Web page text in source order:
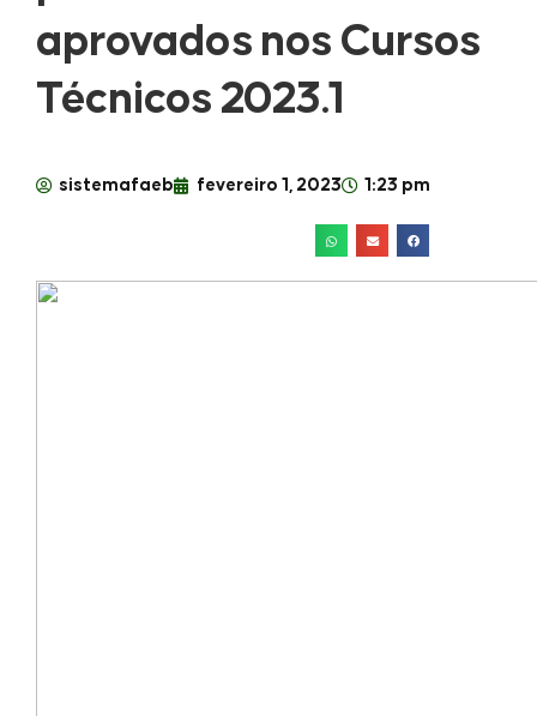
aprovados nos Cursos
Técnicos 2023.1
sistemafaeb fevereiro 1, 2023 1:23 pm